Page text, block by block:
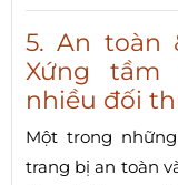
5. An
Xứng tầm
nhiều đối
Một trong
trang bị an toàn